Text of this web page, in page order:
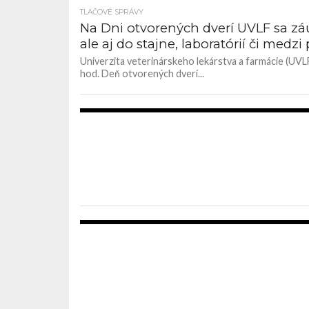
TLAČOVÉ SPRÁVY
Na Dni otvorených dverí UVLF sa
ale aj do stajne, laboratórií či medzi
Univerzita veterinárskeho lekárstva a farmácie
hod. Deň otvorených dverí...